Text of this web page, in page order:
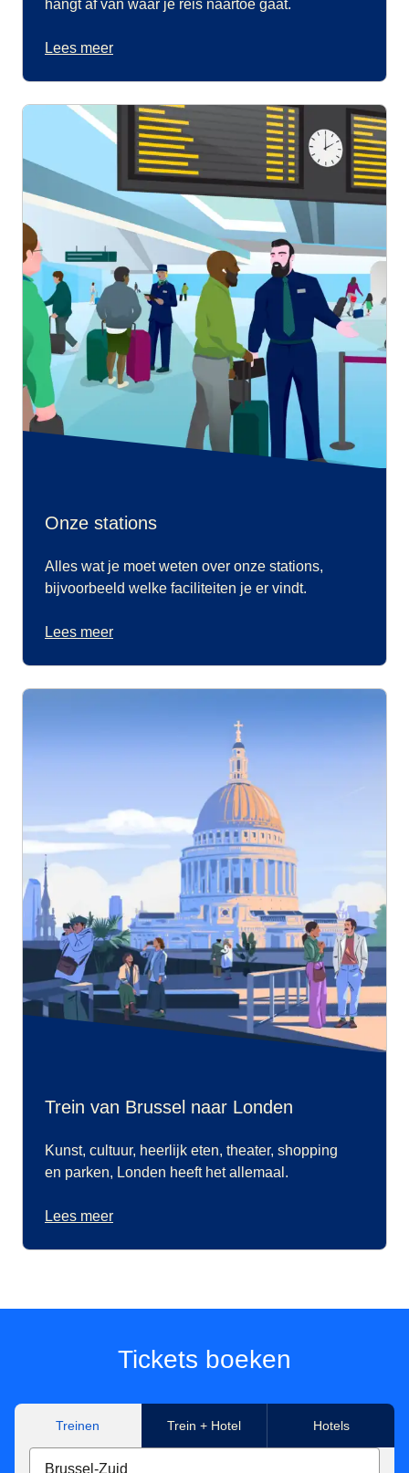
hangt af van waar je reis naartoe gaat.
Lees meer
Onze stations
Alles wat je moet weten over onze stations,
bijvoorbeeld welke faciliteiten je er vindt.
Lees meer
Trein van Brussel naar Londen
Kunst, cultuur, heerlijk eten, theater, shopping
en parken, Londen heeft het allemaal.
Lees meer
Tickets boeken
Treinen Trein + Hotel Hotels